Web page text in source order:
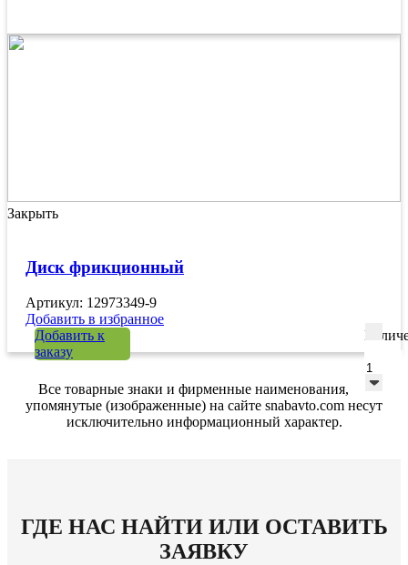
Закрыть
Диск фрикционный
Артикул: 12973349-9
Добавить в избранное
Добавить к
заказу
Все товарные знаки и фирменные наименования,
упомянутые (изображенные) на сайте snabavto.com несут
исключительно информационный характер.
ГДЕ НАС НАЙТИ ИЛИ ОСТАВИТЬ
ЗАЯВКУ